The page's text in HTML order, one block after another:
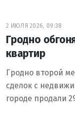
2 ИЮЛЯ 2026, 09:38
Гродно
квартир
Гродно второй
сделок с
городе продали